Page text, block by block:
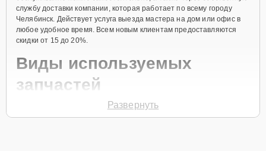
службу доставки компании, которая работает по всему городу
Челябинск. Действует услуга выезда мастера на дом или офис в
любое удобное время. Всем новым клиентам предоставляются
скидки от 15 до 20%.
Виды используемых
запчастей
Для ремонта пылесосов модели VCC885FH3R предлагаются как
Развернуть